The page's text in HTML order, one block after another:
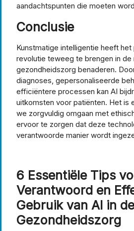
aandachtspunten die moeten
Conclusie
Kunstmatige intelligentie heeft
revolutie teweeg te brengen in de
gezondheidszorg benaderen.
diagnoses, gepersonaliseerde
efficiëntere processen kan AI
uitkomsten voor patiënten. Het is
we zorgvuldig omgaan met
ervoor te zorgen dat deze
verantwoorde manier wordt
6 Essentiële Tips
Verantwoord en
Gebruik van AI in de
Gezondheidszorg